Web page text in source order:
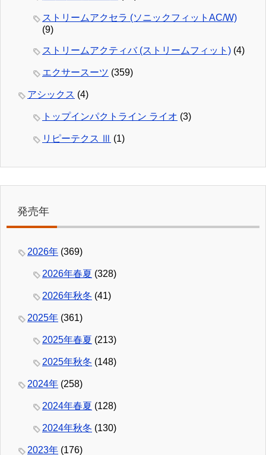
ストリームアクセラ (ソニックフィットAC/W)
(9)
ストリームアクティバ (ストリームフィット) (4)
エクサースーツ (359)
アシックス (4)
トップインパクトライン ライオ (3)
リピーテクス Ⅲ (1)
発売年
2026年 (369)
2026年春夏 (328)
2026年秋冬 (41)
2025年 (361)
2025年春夏 (213)
2025年秋冬 (148)
2024年 (258)
2024年春夏 (128)
2024年秋冬 (130)
2023年 (176)